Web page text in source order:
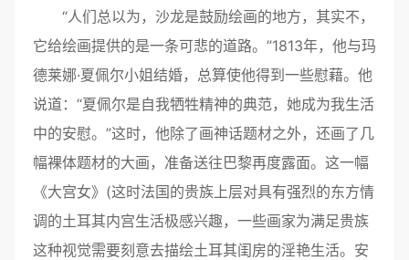
“人们总以为，沙龙是鼓励绘画的地方，其实不，
它给绘画提供的是一条可悲的道路。”1813年，他与玛
德莱娜·夏佩尔小姐结婚，总算使他得到一些慰藉。他
说道：“夏佩尔是自我牺牲精神的典范，她成为我生活
中的安慰。”这时，他除了画神话题材之外，还画了几
幅裸体题材的大画，准备送往巴黎再度露面。这一幅
《大宫女》(这时法国的贵族上层对具有强烈的东方情
调的土耳其内宫生活极感兴趣，一些画家为满足贵族
这种视觉需要刻意去描绘土耳其闺房的淫艳生活。安